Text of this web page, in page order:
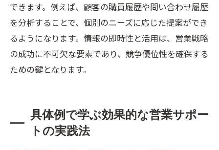
できます。例えば、顧客の購買履歴や問い合わせ履歴
を分析することで、個別のニーズに応じた提案ができ
るようになります。情報の即時性と活用は、営業戦略
の成功に不可欠な要素であり、競争優位性を確保する
ための鍵となります。
具体例で学ぶ効果的な営業サポー
トの実践法